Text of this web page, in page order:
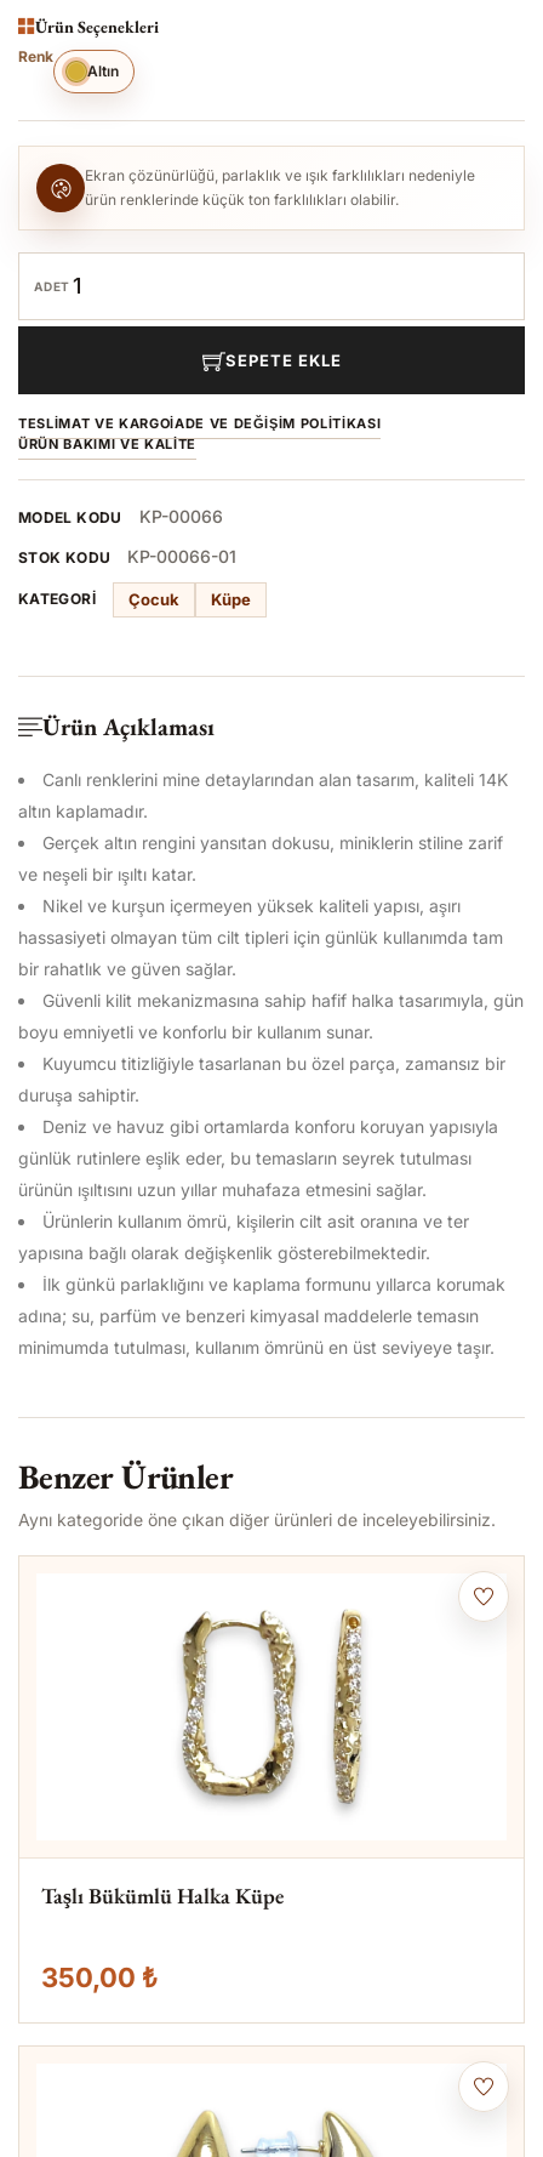
Ürün Seçenekleri
Renk
Altın
Ekran çözünürlüğü, parlaklık ve ışık farklılıkları nedeniyle
ürün renklerinde küçük ton farklılıkları olabilir.
ADET
SEPETE EKLE
TESLIMAT VE KARGOİADE VE DEĞIŞIM POLITIKASI
ÜRÜN BAKIMI VE KALITE
MODEL KODU KP-00066
STOK KODU KP-00066-01
KATEGORI Çocuk Küpe
Ürün Açıklaması
Canlı renklerini mine detaylarından alan tasarım, kaliteli 14K
altın kaplamadır.
Gerçek altın rengini yansıtan dokusu, miniklerin stiline zarif
ve neşeli bir ışıltı katar.
Nikel ve kurşun içermeyen yüksek kaliteli yapısı, aşırı
hassasiyeti olmayan tüm cilt tipleri için günlük kullanımda tam
bir rahatlık ve güven sağlar.
Güvenli kilit mekanizmasına sahip hafif halka tasarımıyla, gün
boyu emniyetli ve konforlu bir kullanım sunar.
Kuyumcu titizliğiyle tasarlanan bu özel parça, zamansız bir
duruşa sahiptir.
Deniz ve havuz gibi ortamlarda konforu koruyan yapısıyla
günlük rutinlere eşlik eder, bu temasların seyrek tutulması
ürünün ışıltısını uzun yıllar muhafaza etmesini sağlar.
Ürünlerin kullanım ömrü, kişilerin cilt asit oranına ve ter
yapısına bağlı olarak değişkenlik gösterebilmektedir.
İlk günkü parlaklığını ve kaplama formunu yıllarca korumak
adına; su, parfüm ve benzeri kimyasal maddelerle temasın
minimumda tutulması, kullanım ömrünü en üst seviyeye taşır.
Benzer Ürünler
Aynı kategoride öne çıkan diğer ürünleri de inceleyebilirsiniz.
Taşlı Bükümlü Halka Küpe
350,00 ₺